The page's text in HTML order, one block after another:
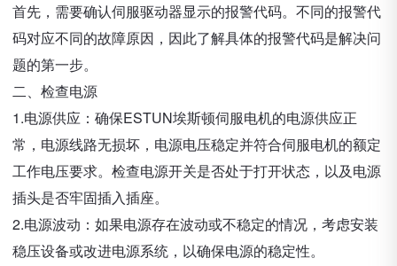
首先，需要确认伺服驱动器显示的报警代码。不同的报警代
码对应不同的故障原因，因此了解具体的报警代码是解决问
题的第一步。
二、检查电源
1.电源供应：确保ESTUN埃斯顿伺服电机的电源供应正
常，电源线路无损坏，电源电压稳定并符合伺服电机的额定
工作电压要求。检查电源开关是否处于打开状态，以及电源
插头是否牢固插入插座。
2.电源波动：如果电源存在波动或不稳定的情况，考虑安装
稳压设备或改进电源系统，以确保电源的稳定性。